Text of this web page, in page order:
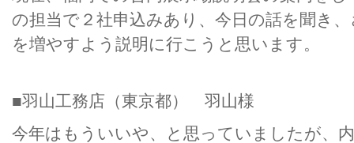
の担当で２社申込みあり、今日の話を聞き
を増やすよう説明に行こうと思います。
■羽山工務店（東京都） 羽山様
今年はもういいや、と思っていましたが、